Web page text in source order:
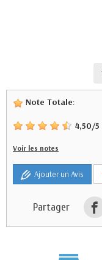
Note Totale:
4,50/5
Voir les notes
Ajouter un Avis
Partager